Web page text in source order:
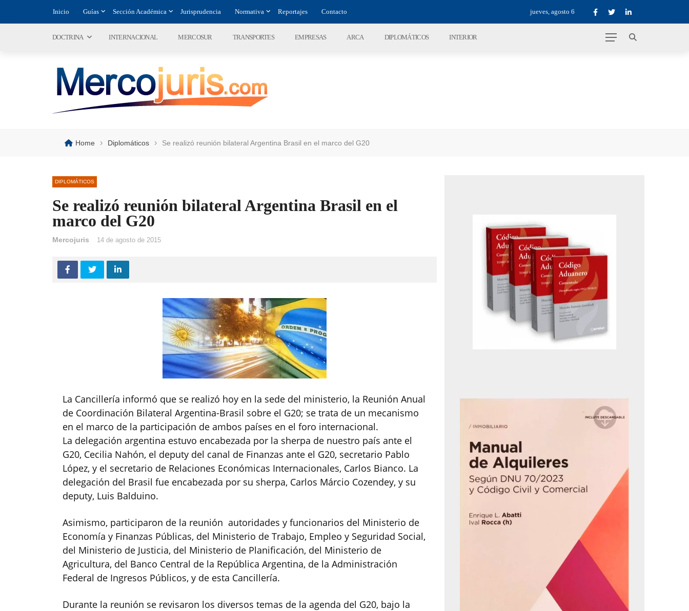
Inicio Guías Sección Académica Jurisprudencia Normativa Reportajes Contacto jueves, agosto 6
DOCTRINA INTERNACIONAL MERCOSUR TRANSPORTES EMPRESAS ARCA DIPLOMÁTICOS INTERIOR
Home › Diplomáticos › Se realizó reunión bilateral Argentina Brasil en el marco del G20
DIPLOMÁTICOS
Se realizó reunión bilateral Argentina Brasil en el
marco del G20
Mercojuris 14 de agosto de 2015
La Cancillería informó que se realizó hoy en la sede del ministerio, la Reunión Anual
de Coordinación Bilateral Argentina-Brasil sobre el G20; se trata de un mecanismo
en el marco de la participación de ambos países en el foro internacional.
La delegación argentina estuvo encabezada por la sherpa de nuestro país ante el
G20, Cecilia Nahón, el deputy del canal de Finanzas ante el G20, secretario Pablo
López, y el secretario de Relaciones Económicas Internacionales, Carlos Bianco. La
delegación del Brasil fue encabezada por su sherpa, Carlos Márcio Cozendey, y su
deputy, Luis Balduino.
Asimismo, participaron de la reunión autoridades y funcionarios del Ministerio de
Economía y Finanzas Públicas, del Ministerio de Trabajo, Empleo y Seguridad Social,
del Ministerio de Justicia, del Ministerio de Planificación, del Ministerio de
Agricultura, del Banco Central de la República Argentina, de la Administración
Federal de Ingresos Públicos, y de esta Cancillería.
Durante la reunión se revisaron los diversos temas de la agenda del G20, bajo la